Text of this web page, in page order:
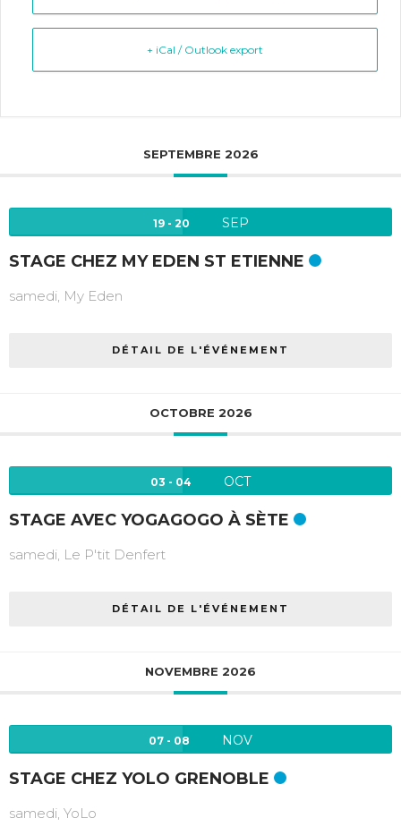
+ iCal / Outlook export
SEPTEMBRE 2026
19 - 20 SEP
STAGE CHEZ MY EDEN ST ETIENNE
samedi, My Eden
DÉTAIL DE L'ÉVÉNEMENT
OCTOBRE 2026
03 - 04 OCT
STAGE AVEC YOGAGOGO À SÈTE
samedi, Le P'tit Denfert
DÉTAIL DE L'ÉVÉNEMENT
NOVEMBRE 2026
07 - 08 NOV
STAGE CHEZ YOLO GRENOBLE
samedi, YoLo